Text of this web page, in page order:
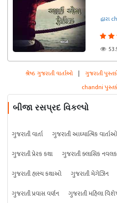
દ્વારા
શ્રેષ્ઠ ગુજરાતી વાર્તાઓ | ગુજરાતી
chandni
બીજા રસપ્રદ વિકલ્પો
ગુજરાતી વાર્તા ગુજરાતી આધ્યાત્મિક વાર્તાઓ
ગુજરાતી પ્રેરક કથા
ગુજરાતી ક્લાસિક
ગુજરાતી હાસ્ય કથાઓ
ગુજરાતી મેગેઝિન
ગુજરાતી પ્રવાસ વર્ણન
ગુજરાતી મહિલા